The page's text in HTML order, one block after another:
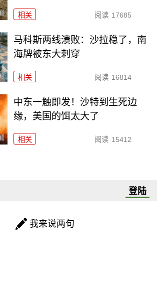
相关 阅读 17685
马科斯两线溃败：沙拉稳了，南
海牌被东大刺穿
相关 阅读 16814
中东一触即发！沙特到生死边
缘，美国的饵太大了
相关 阅读 15412
登陆
我来说两句